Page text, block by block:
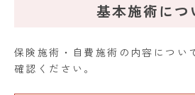
基本施術につ
保険施術・自費施術の内容につい
確認ください。